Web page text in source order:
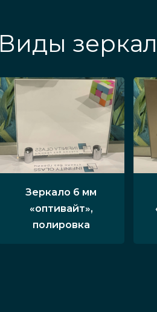
Виды зеркал
Зеркало 6 мм
«оптивайт»,
полировка